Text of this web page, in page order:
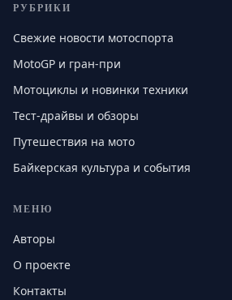
РУБРИКИ
Свежие новости мотоспорта
MotoGP и гран-при
Мотоциклы и новинки техники
Тест-драйвы и обзоры
Путешествия на мото
Байкерская культура и события
МЕНЮ
Авторы
О проекте
Контакты